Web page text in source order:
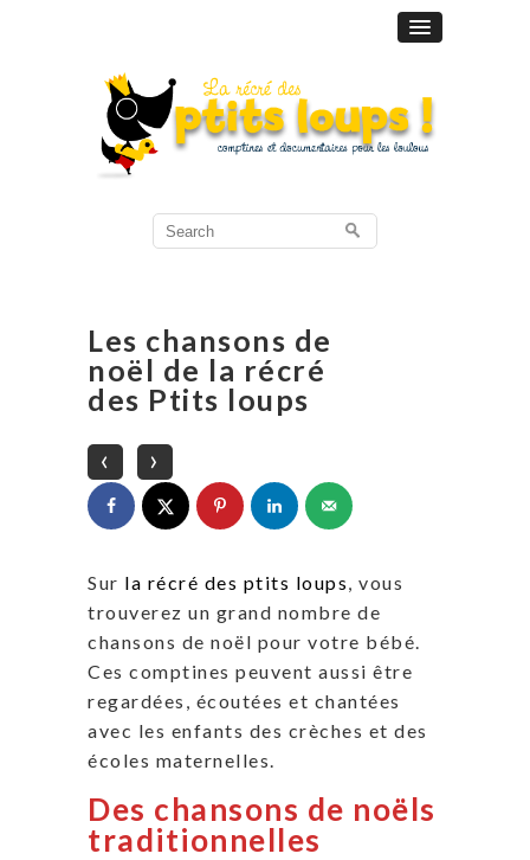
Search
for:
Les chansons de
noël de la récré
des Ptits loups
‹
›
Sur la récré des ptits loups , vous
trouverez un grand nombre de
chansons de noël pour votre bébé.
Ces comptines peuvent aussi être
regardées, écoutées et chantées
avec les enfants des crèches et des
écoles maternelles.
Des chansons de noëls
traditionnelles